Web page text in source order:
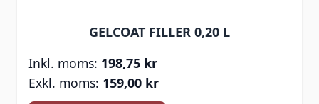
GELCOAT FILLER 0,20 L
198,75 kr
159,00 kr